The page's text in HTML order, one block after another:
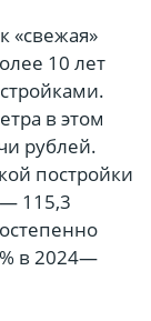
«свежая»
10 лет
в этом
рублей.
постройки
115,3
в 2024—